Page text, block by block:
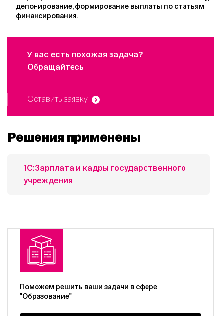
депонирование, формирование выплаты по статьям
финансирования.
У вас есть похожая задача?
Обращайтесь
Оставить заявку
Решения применены
1С:Зарплата и кадры государственного
учреждения
Поможем решить ваши задачи в сфере
"Образование"